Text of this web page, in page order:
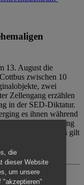
13. August die
zwischen 10
zwei
Zellengang erzählen
in der SED-Diktatur.
es ihnen während
ohne Betreuung
Für Begleitpersonen gilt
die
dieser Website
um unsere
"akzeptieren"